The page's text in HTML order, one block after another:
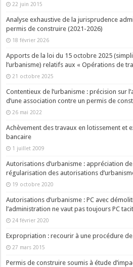
22 juin 2015
Analyse exhaustive de la jurisprudence
permis de construire (2021-2026)
18 février 2026
Apports de la loi du 15 octobre 2025
l’urbanisme) relatifs aux « Opérations de
21 octobre 2025
Contentieux de l’urbanisme : précision sur
d’une association contre un permis de
26 mai 2022
Achèvement des travaux en lotissement et
bancaire
1 juillet 2009
Autorisations d’urbanisme : appréciation
régularisation des autorisations
19 octobre 2020
Autorisations d’urbanisme : PC avec
l’administration ne vaut pas toujours PC
24 février 2020
Expropriation : recourir à une procédure
27 mars 2015
Permis de construire soumis à étude